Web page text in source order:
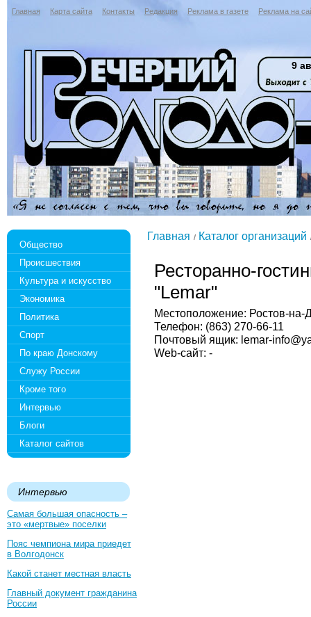
Главная Карта сайта Контакты Редакция Реклама в газете Реклама на
9
Общество
Происшествия
Культура и искусство
Экономика
Политика
Спорт
По краю Донскому
Служу России
Кроме того
Интервью
Блоги
Каталог сайтов
Интервью
Самая большая опасность –
это «мертвые» поселки
Пояс чемпиона мира приедет
в Волгодонск
Какой станет местная власть
Главный документ гражданина
России
Главная Каталог организаций
Ресторанно-
"Lemar"
Местоположение: Ростов-
Телефон: (863) 270-66-11
Почтовый ящик: lemar-
Web-сайт: -